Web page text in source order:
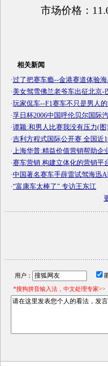
市场价格：
相关新闻
·过了把赛车瘾--金港赛道体验海
·美女驾雪佛兰老爷车出征北京-
·玩家侃车--F1赛车不只是男人
·孚日杯2006中国呼伦贝尔国际
·谭颖:和男人比赛我没有压力(图)
·吉利方程式国际公开赛 全国近
· 上海华普:精益价值营销帮助企
·赛车营销 构建立体化的营销平
·中国著名赛车手薛雷试驾海迅
·“富康车太棒了” 专访王东江
用户：
*搜狗拼音输入法，中文处理专家>>